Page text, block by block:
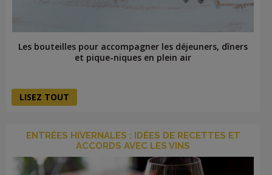
Les bouteilles pour accompagner les déjeuners, dîners
et pique-niques en plein air
LISEZ TOUT
ENTRÉES HIVERNALES : IDÉES DE RECETTES ET
ACCORDS AVEC LES VINS